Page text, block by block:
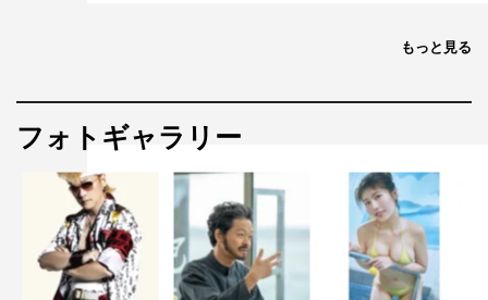
もっと見る
フォトギャラリー